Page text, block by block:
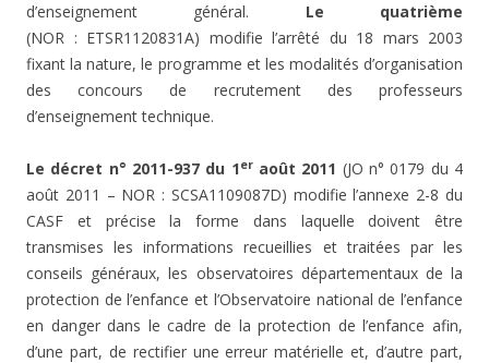
d’enseignement général. Le quatrième
(NOR : ETSR1120831A) modifie l’arrêté du 18 mars 2003
fixant la nature, le programme et les modalités d’organisation
des concours de recrutement des professeurs
d’enseignement technique.
Le décret n° 2011-937 du 1eraoût 2011 (JO n° 0179 du 4
août 2011 – NOR : SCSA1109087D) modifie l’annexe 2-8 du
CASF et précise la forme dans laquelle doivent être
transmises les informations recueillies et traitées par les
conseils généraux, les observatoires départementaux de la
protection de l’enfance et l’Observatoire national de l’enfance
en danger dans le cadre de la protection de l’enfance afin,
d’une part, de rectifier une erreur matérielle et, d’autre part,